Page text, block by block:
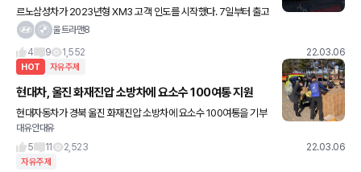
르노삼성차가 2023년형 XM3 고객 인도를 시작했다. 7일부터 출고
를 시작할 2023년형 XM3는 INSPIRE(인스파이어) 트림과 함께 안
울트라맨8
4
9 1,552 22.03.06
HOT 자유주제
현대차, 울진 화재진압 소방차에 요소수 100여통 지원
현대자동차가 경북 울진 화재진압 소방차에 요소수 100여통을 기부
했다. 현대자동차 포항서비스센터는 6일 울진 화재현장에 출동한 소
방차량 지원을 위해 현대모비스 등에 비축해 놓은 요소수 100여 통
대유안대유
5
11 2,523 22.03.06
자유주제